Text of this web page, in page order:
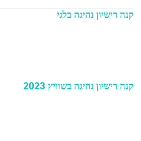
קנה רישיון נהיגה בלגי
קנה רישיון נהיגה בשוויץ 2023